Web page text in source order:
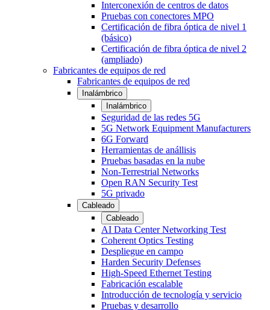
Interconexión de centros de datos
Pruebas con conectores MPO
Certificación de fibra óptica de nivel 1
(básico)
Certificación de fibra óptica de nivel 2
(ampliado)
Fabricantes de equipos de red
Fabricantes de equipos de red
Inalámbrico
Inalámbrico
Seguridad de las redes 5G
5G Network Equipment Manufacturers
6G Forward
Herramientas de anállisis
Pruebas basadas en la nube
Non-Terrestrial Networks
Open RAN Security Test
5G privado
Cableado
Cableado
AI Data Center Networking Test
Coherent Optics Testing
Despliegue en campo
Harden Security Defenses
High-Speed Ethernet Testing
Fabricación escalable
Introducción de tecnología y servicio
Pruebas y desarrollo